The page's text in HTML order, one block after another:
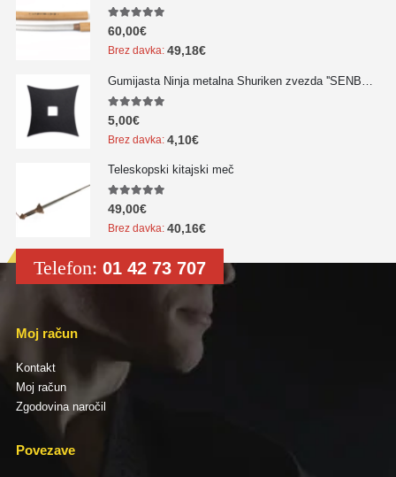
5.00out of 5
60,00€
Brez davka: 49,18€
Gumijasta Ninja metalna Shuriken zvezda ''SENBAN'' - NOVO!!!
5.00out of 5
5,00€
Brez davka: 4,10€
Teleskopski kitajski meč
5.00out of 5
49,00€
Brez davka: 40,16€
Telefon: 01 42 73 707
Moj račun
Kontakt
Moj račun
Zgodovina naročil
Povezave